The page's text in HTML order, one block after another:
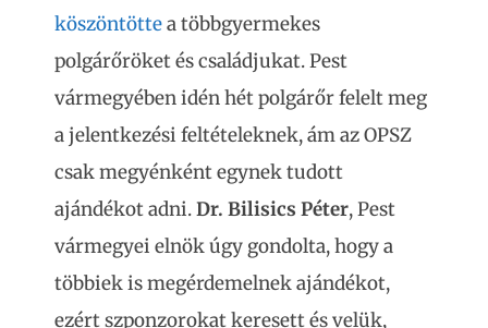
köszöntöttea többgyermekes
polgárőröket és családjukat. Pest
vármegyében idén hét polgárőr felelt meg
a jelentkezési feltételeknek, ám az OPSZ
csak megyénként egynek tudott
ajándékot adni.Dr. Bilisics Péter, Pest
vármegyei elnök úgy gondolta, hogy a
többiek is megérdemelnek ajándékot,
ezértszponzorokat keresett és velük,